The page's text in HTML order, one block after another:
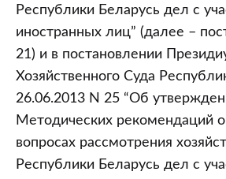
Республики Беларусь дел с
иностранных лиц” (далее –
21) и в постановлении
Хозяйственного Суда
26.06.2013 N 25 “Об
Методических рекомендаций
вопросах рассмотрения
Республики Беларусь дел с